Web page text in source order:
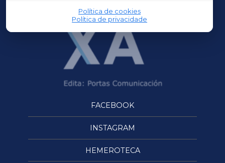
Política de cookies
Política de privacidade
FACEBOOK
INSTAGRAM
HEMEROTECA